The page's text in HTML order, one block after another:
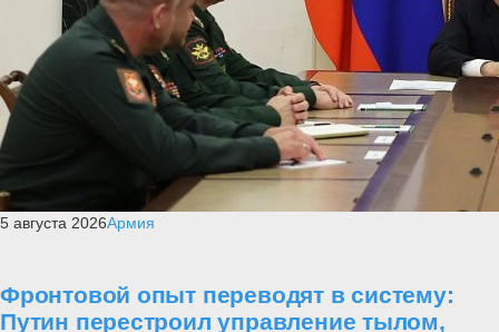
5 августа 2026Армия
Фронтовой опыт переводят в систему:
Путин перестроил управление тылом,